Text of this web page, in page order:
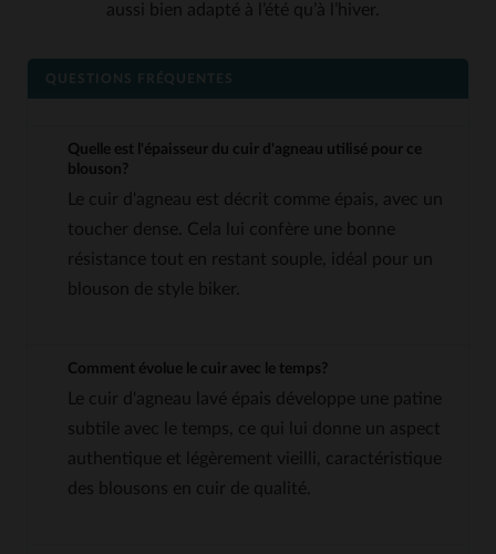
aussi bien adapté à l’été qu’à l’hiver.
QUESTIONS FRÉQUENTES
Quelle est l'épaisseur du cuir d'agneau utilisé pour ce
blouson?
Le cuir d'agneau est décrit comme épais, avec un
toucher dense. Cela lui confère une bonne
résistance tout en restant souple, idéal pour un
blouson de style biker.
Comment évolue le cuir avec le temps?
Le cuir d'agneau lavé épais développe une patine
subtile avec le temps, ce qui lui donne un aspect
authentique et légèrement vieilli, caractéristique
des blousons en cuir de qualité.